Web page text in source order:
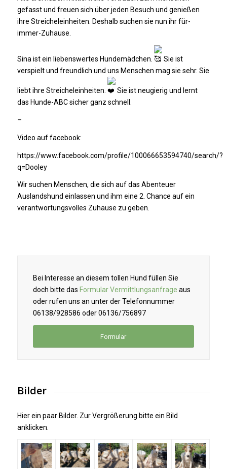
gefasst und freuen sich über jeden Besuch und genießen
ihre Streicheleinheiten. Deshalb suchen sie nun ihr für-
immer-Zuhause.
Sina ist ein liebenswertes Hundemädchen.
Sie ist
verspielt und freundlich und uns Menschen mag sie sehr. Sie
liebt ihre Streicheleinheiten.
Sie ist neugierig und lernt
das Hunde-ABC sicher ganz schnell.
–
Video auf facebook:
https://www.facebook.com/profile/100066653594740/search/?
q=Dooley
Wir suchen Menschen, die sich auf das Abenteuer
Auslandshund einlassen und ihm eine 2. Chance auf ein
verantwortungsvolles Zuhause zu geben.
Bei Interesse an diesem tollen Hund füllen Sie
doch bitte das Formular Vermittlungsanfrage aus
oder rufen uns an unter der Telefonnummer
06138/928586 oder 06136/756897
Formular
Bilder
Hier ein paar Bilder. Zur Vergrößerung bitte ein Bild
anklicken.